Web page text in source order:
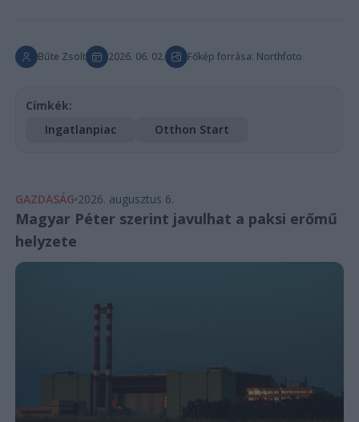
Bűte Zsolt 2026. 06. 02. Főkép forrása: Northfoto
Címkék:
Ingatlanpiac
Otthon Start
GAZDASÁG 2026. augusztus 6.
Magyar Péter szerint javulhat a paksi erőmű
helyzete